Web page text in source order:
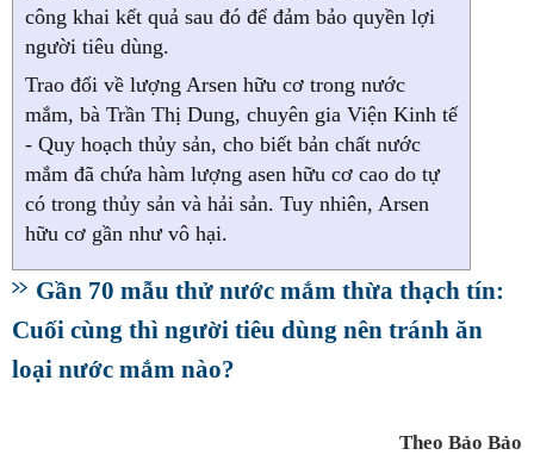
công khai kết quả sau đó để đảm bảo quyền lợi
người tiêu dùng.
Trao đổi về lượng Arsen hữu cơ trong nước
mắm, bà Trần Thị Dung, chuyên gia Viện Kinh tế
- Quy hoạch thủy sản, cho biết bản chất nước
mắm đã chứa hàm lượng asen hữu cơ cao do tự
có trong thủy sản và hải sản. Tuy nhiên, Arsen
hữu cơ gần như vô hại.
Gần 70 mẫu thử nước mắm thừa thạch tín:
Cuối cùng thì người tiêu dùng nên tránh ăn
loại nước mắm nào?
Theo Bảo Bảo